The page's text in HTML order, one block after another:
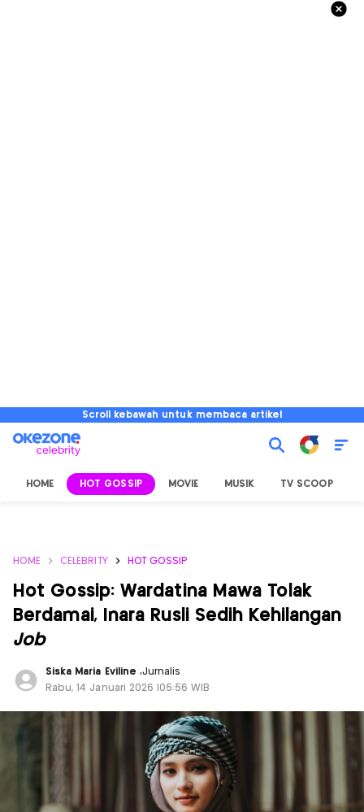
Scroll kebawah untuk membaca artikel
HOME HOT GOSSIP MOVIE MUSIK TV SCOOP
HOME CELEBRITY HOT GOSSIP
Hot Gossip: Wardatina Mawa Tolak
Berdamai, Inara Rusli Sedih Kehilangan
Job
Siska Maria Eviline ,Jurnalis
Rabu, 14 Januari 2026 |05:56 WIB